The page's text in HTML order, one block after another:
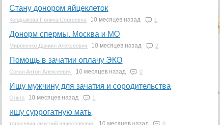
Стану донором яйцеклеток
Кондракова Полина Сергеевна 10 месяцев назад 1
Донорм спермы. Москва и МО
Мироненко Даниил Алексеевич 10 месяцев назад 2
Помощь в зачатии оплачу ЭКО
Сокол Антон Алексеевич 10 месяцев назад 0
Ищу мужчину для зачатия и сородительства
Ольга 10 месяцев назад 1
ищу суррогатную мать
тарасевич дмитрий вячеславович 10 месяцев назад 0